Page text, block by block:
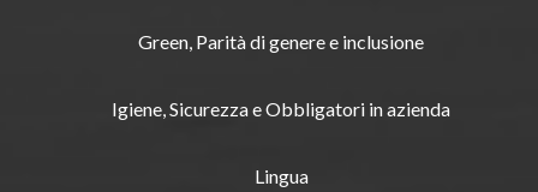
Green, Parità di genere e inclusione
Igiene, Sicurezza e Obbligatori in azienda
Lingua